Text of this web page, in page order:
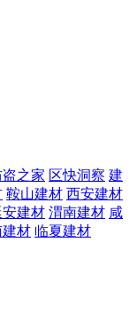
盗之家 区快洞察 建
鞍山建材 西安建材
安建材 渭南建材 咸
材 临夏建材